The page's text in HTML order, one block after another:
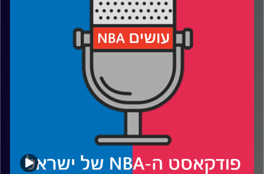
רבע 3: קליבלנד סופרת 7 נצחונות ללא הפסד, לברון וברוני
בסיפור במקביל, אנתוני דיוויס גיבור הספר
רבע 4: וינס קרטר שוב עולה גבוה – הפעם עד לתקרת האולם
של טורונטו רפטורס
עידן לוצקי